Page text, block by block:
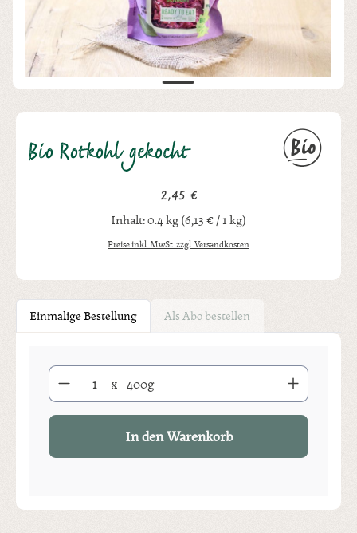
Bio Rotkohl gekocht
Regulärer Preis:
2,45 €
Inhalt:0.4 kg(6,13 € / 1 kg)
Preise inkl. MwSt. zzgl. Versandkosten
Einmalige Bestellung Als Abo bestellen
Produkt Anzahl: Gib den gewünschten Wert ein oder benutze
x 400g
In den Warenkorb